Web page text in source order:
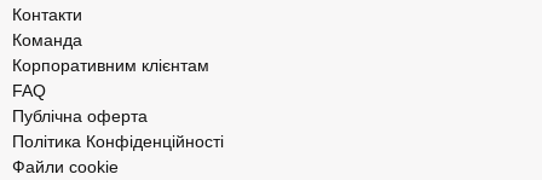
Контакти
Команда
Корпоративним клієнтам
FAQ
Публічна оферта
Політика Конфіденційності
Файли cookie